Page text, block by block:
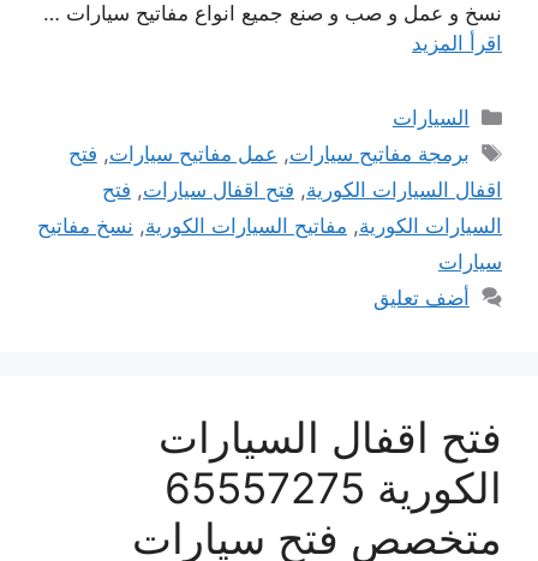
نسخ و عمل و صب و صنع جميع انواع مفاتيح سيارات …
اقرأ المزيد
التصنيفات
السيارات
الوسوم
برمجة مفاتيح سيارات, عمل مفاتيح سيارات, فتح
اقفال السيارات الكورية, فتح اقفال سيارات, فتح
السيارات الكورية, مفاتيح السيارات الكورية, نسخ مفاتيح
سيارات
أضف تعليق
فتح اقفال السيارات
الكورية 65557275
متخصص فتح سيارات